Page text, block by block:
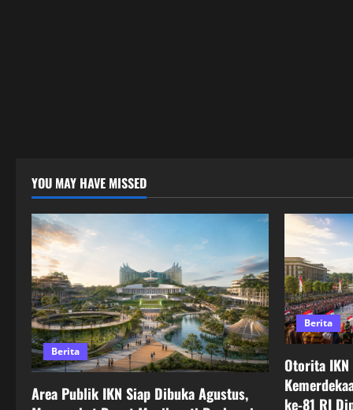
YOU MAY HAVE MISSED
Berita
Area Publik IKN Siap Dibuka Agustus,
Berita
Otorita IKN
ke-81 RI